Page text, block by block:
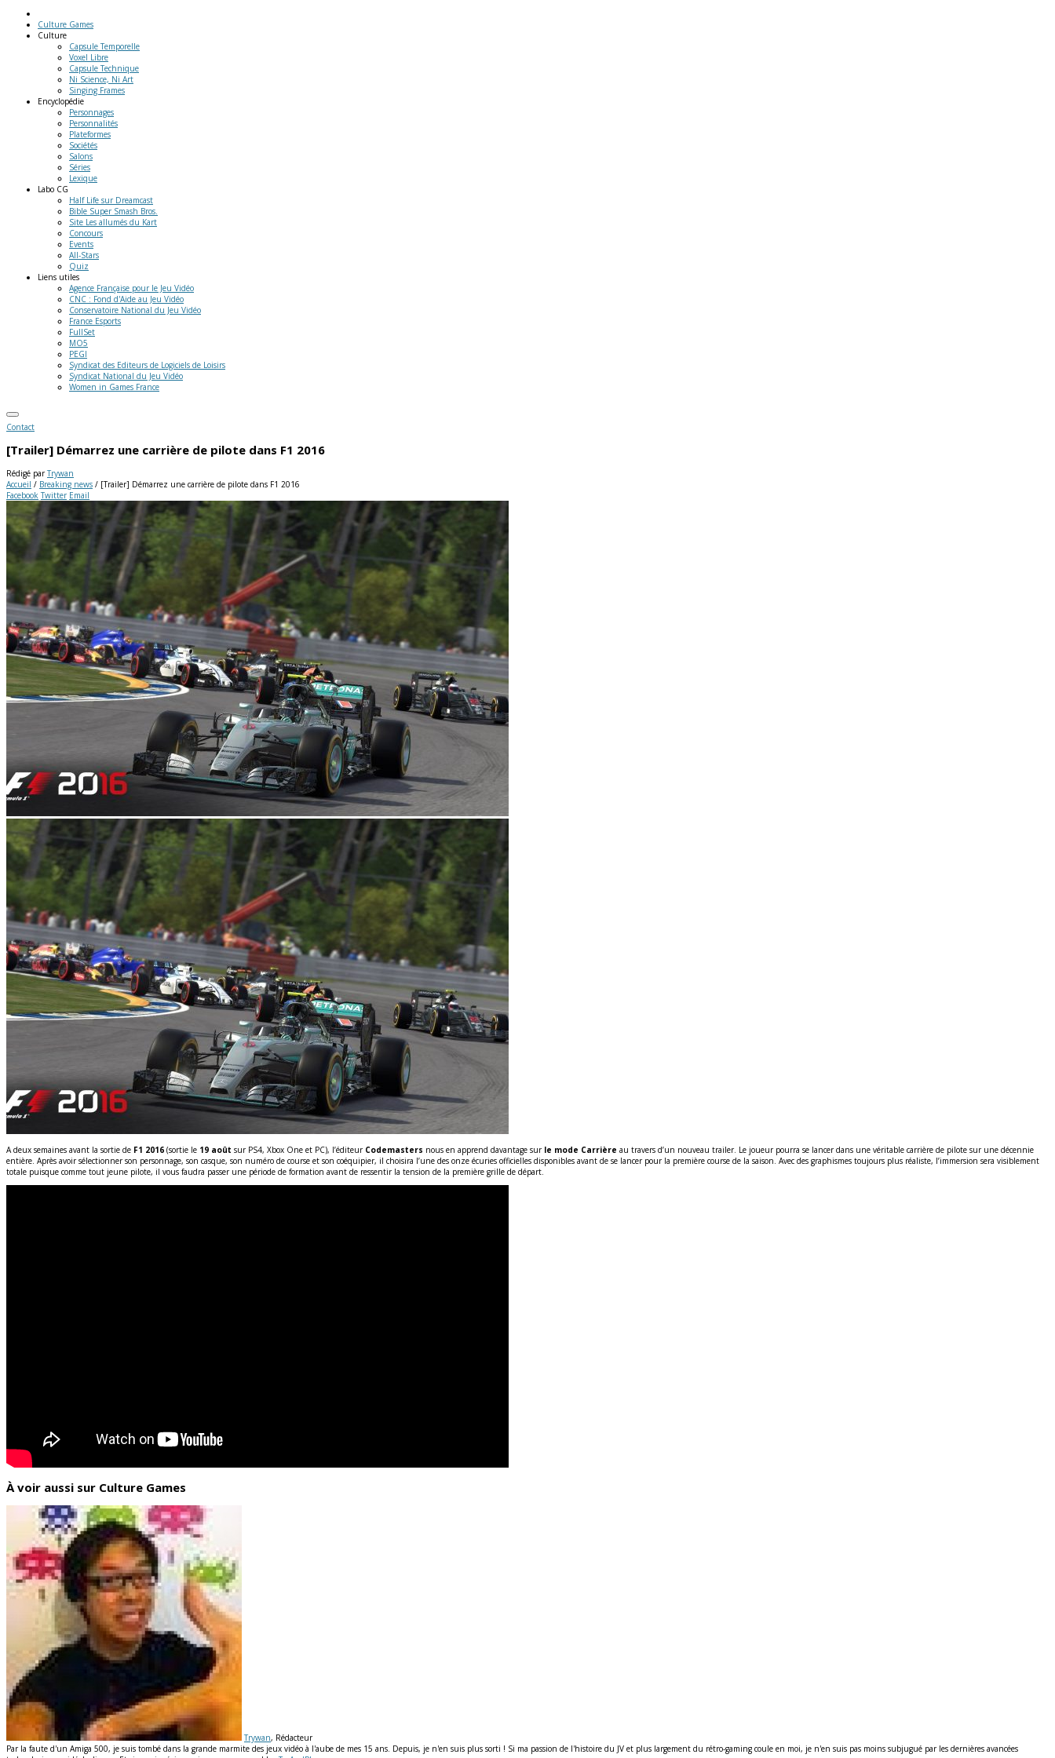
Culture Games
Culture
Capsule Temporelle
Voxel Libre
Capsule Technique
Ni Science, Ni Art
Singing Frames
Encyclopédie
Personnages
Personnalités
Plateformes
Sociétés
Salons
Séries
Lexique
Labo CG
Half Life sur Dreamcast
Bible Super Smash Bros.
Site Les allumés du Kart
Concours
Events
All-Stars
Quiz
Liens utiles
Agence Française pour le Jeu Vidéo
CNC : Fond d'Aide au Jeu Vidéo
Conservatoire National du Jeu Vidéo
France Esports
FullSet
MO5
PEGI
Syndicat des Editeurs de Logiciels de Loisirs
Syndicat National du Jeu Vidéo
Women in Games France
Contact
[Trailer] Démarrez une carrière de pilote dans F1 2016
Rédigé parTrywan
Accueil / Breaking news / [Trailer] Démarrez une carrière de pilote dans F1 2016
Facebook Twitter Email
A deux semaines avant la sortie de F1 2016 (sortie le 19 août sur PS4, Xbox One et PC), l’éditeur Codemasters nous en apprend davantage sur le mode Carrière au travers d’un nouveau trailer. Le joueur pourra se lancer dans une véritable carrière de pilote sur une décennie
entière. Après avoir sélectionner son personnage, son casque, son numéro de course et son coéquipier, il choisira l’une des onze écuries officielles disponibles avant de se lancer pour la première course de la saison. Avec des graphismes toujours plus réaliste, l’immersion sera visiblement
totale puisque comme tout jeune pilote, il vous faudra passer une période de formation avant de ressentir la tension de la première grille de départ.
À voir aussi sur Culture Games
Trywan, Rédacteur
Par la faute d'un Amiga 500, je suis tombé dans la grande marmite des jeux vidéo à l'aube de mes 15 ans. Depuis, je n'en suis plus sorti ! Si ma passion de l'histoire du JV et plus largement du rétro-gaming coule en moi, je n'en suis pas moins subjugué par les dernières avancées